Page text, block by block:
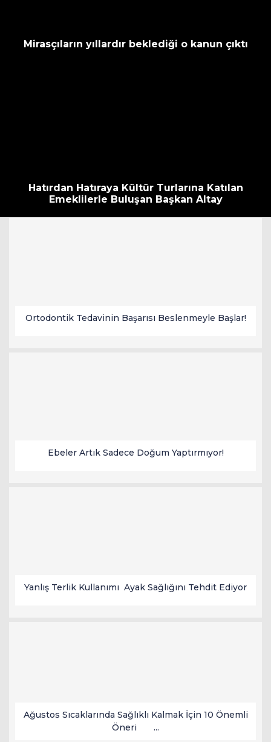
Mirasçıların yıllardır beklediği o kanun çıktı
Hatırdan Hatıraya Kültür Turlarına Katılan
Emeklilerle Buluşan Başkan Altay
Ortodontik Tedavinin Başarısı Beslenmeyle Başlar!
Ebeler Artık Sadece Doğum Yaptırmıyor!
Yanlış Terlik Kullanımı Ayak Sağlığını Tehdit Ediyor
Ağustos Sıcaklarında Sağlıklı Kalmak İçin 10 Önemli
Öneri ...